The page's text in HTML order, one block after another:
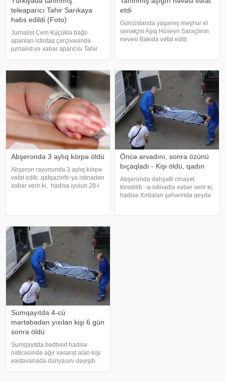
teleaparıcı Tahir Sarıkaya
həbs edildi (Foto)
Jurnalist Cem Küçüklə bağlı
aparılan istintaq çərçivəsində
jurnalist və xəbər aparıcısı Tahir
olunub. xəbər verir ki, İstanbul
Baş Prokurorluğunu
etdi
Gürcüstanda yaşamış məşhur el
sənətçisi Aşıq Hüseyn Saraçlının
nəvəsi Bakıda vəfat edib.
dünyasını dəyişib. Bu gün onu
Abşeronda 3 aylıq körpə öldü
Abşeron rayonunda 3 aylıq körpə
vəfat edib. qafqazinfo-ya istinadən
xəbər verir ki, hadisə iyulun 28-i
Səccad Axundov evdə asfiksiyada
Öncə arvadını, sonra özünü
bıçaqladı - Kişi öldü, qadın
Abşeronda dəhşətli cinayət
törədilib. -a istinadla xəbər verir ki,
hadisə Xırdalan şəhərində qeydə
Sumqayıtda 4-cü
mərtəbədən yıxılan kişi 6 gün
sonra öldü
Sumqayıtda bədbəxt hadisə
nəticəsində ağır xəsarət alan kişi
xəstəxanada dünyasını dəyişib.